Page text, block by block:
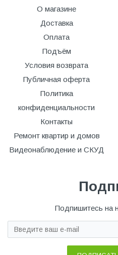
О магазине
Доставка
Оплата
Подъём
Условия возврата
Публичная оферта
Политика
конфиденциальности
Контакты
Ремонт квартир и домов
Видеонаблюдение и СКУД
Подпишитесь на